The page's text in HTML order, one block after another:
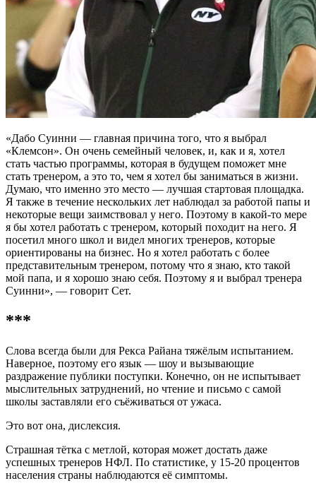
«Дабо Суинни — главная причина того, что я выбрал
«Клемсон». Он очень семейный человек, и, как и я, хотел
стать частью программы, которая в будущем поможет мне
стать тренером, а это то, чем я хотел бы заниматься в жизни.
Думаю, что именно это место — лучшая стартовая площадка.
Я также в течение нескольких лет наблюдал за работой папы и
некоторые вещи заимствовал у него. Поэтому в какой-то мере
я бы хотел работать с тренером, который походит на него. Я
посетил много школ и видел многих тренеров, которые
ориентированы на бизнес. Но я хотел работать с более
представительным тренером, потому что я знаю, кто такой
мой папа, и я хорошо знаю себя. Поэтому я и выбрал тренера
Суинни», — говорит Сет.
***
Слова всегда были для Рекса Райана тяжёлым испытанием.
Наверное, поэтому его язык — шоу и вызывающие
раздражение публики поступки. Конечно, он не испытывает
мыслительных затруднений, но чтение и письмо с самой
школы заставляли его съёживаться от ужаса.
Это вот она, дислексия.
Страшная тётка с метлой, которая может достать даже
успешных тренеров НФЛ. По статистике, у 15-20 процентов
населения страны наблюдаются её симптомы.